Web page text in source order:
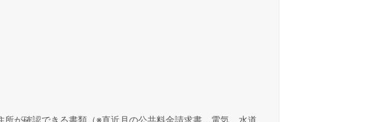
が確認できる書類（※直近月の公共料金請求書…電気、水道、